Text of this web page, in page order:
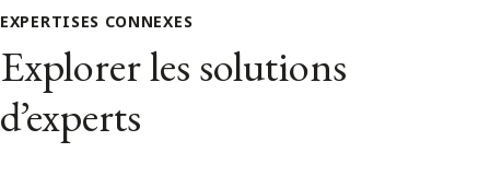
EXPERTISES CONNEXES
Explorer les solutions
d’experts